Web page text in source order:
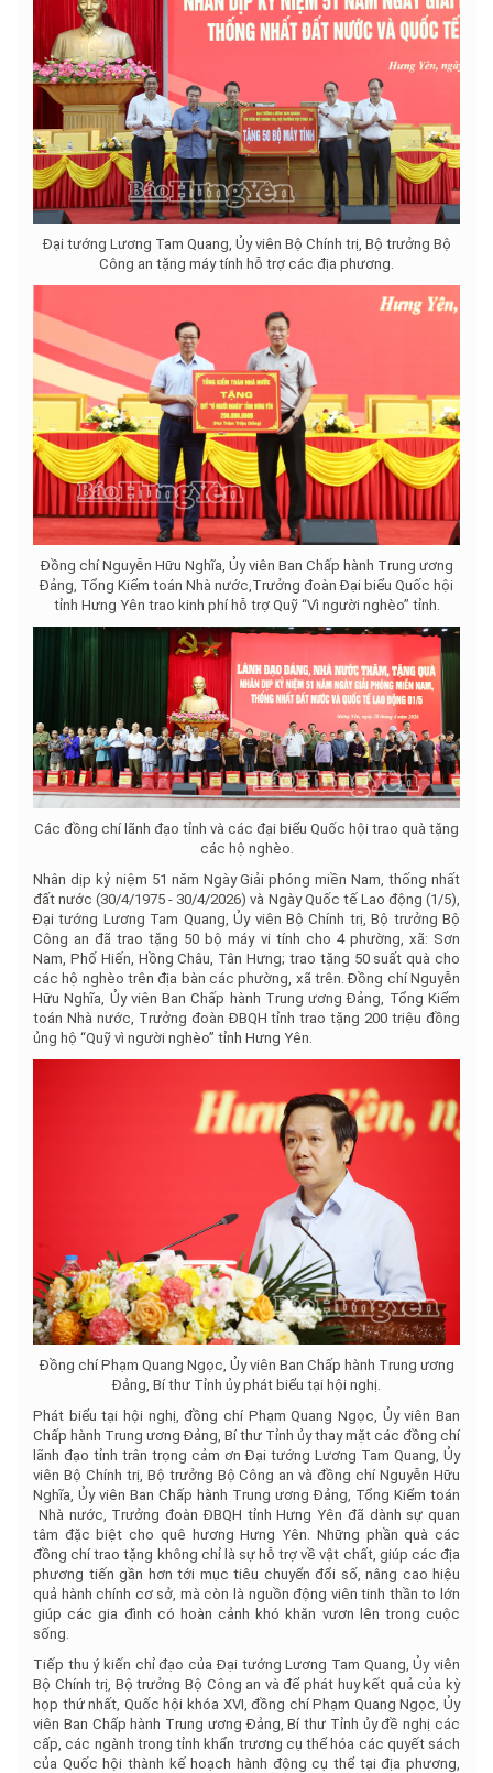
Đại tướng Lương Tam Quang, Ủy viên Bộ Chính trị, Bộ trưởng Bộ
Công an tặng máy tính hỗ trợ các địa phương.
Đồng chí Nguyễn Hữu Nghĩa, Ủy viên Ban Chấp hành Trung ương
Đảng, Tổng Kiểm toán Nhà nước,Trưởng đoàn Đại biểu Quốc hội
tỉnh Hưng Yên trao kinh phí hỗ trợ Quỹ “Vì người nghèo” tỉnh.
Các đồng chí lãnh đạo tỉnh và các đại biểu Quốc hội trao quà tặng
các hộ nghèo.
Nhân dịp kỷ niệm 51 năm Ngày Giải phóng miền Nam, thống nhất
đất nước (30/4/1975 - 30/4/2026) và Ngày Quốc tế Lao động (1/5),
Đại tướng Lương Tam Quang, Ủy viên Bộ Chính trị, Bộ trưởng Bộ
Công an đã trao tặng 50 bộ máy vi tính cho 4 phường, xã: Sơn
Nam, Phố Hiến, Hồng Châu, Tân Hưng; trao tặng 50 suất quà cho
các hộ nghèo trên địa bàn các phường, xã trên. Đồng chí Nguyễn
Hữu Nghĩa, Ủy viên Ban Chấp hành Trung ương Đảng, Tổng Kiểm
toán Nhà nước, Trưởng đoàn ĐBQH tỉnh trao tặng 200 triệu đồng
ủng hộ “Quỹ vì người nghèo” tỉnh Hưng Yên.
Đồng chí Phạm Quang Ngọc, Ủy viên Ban Chấp hành Trung ương
Đảng, Bí thư Tỉnh ủy phát biểu tại hội nghị.
Phát biểu tại hội nghị, đồng chí Phạm Quang Ngọc, Ủy viên Ban
Chấp hành Trung ương Đảng, Bí thư Tỉnh ủy thay mặt các đồng chí
lãnh đạo tỉnh trân trọng cảm ơn Đại tướng Lương Tam Quang, Ủy
viên Bộ Chính trị, Bộ trưởng Bộ Công an và đồng chí Nguyễn Hữu
Nghĩa, Ủy viên Ban Chấp hành Trung ương Đảng, Tổng Kiểm toán
Nhà nước, Trưởng đoàn ĐBQH tỉnh Hưng Yên đã dành sự quan
tâm đặc biệt cho quê hương Hưng Yên. Những phần quà các
đồng chí trao tặng không chỉ là sự hỗ trợ về vật chất, giúp các địa
phương tiến gần hơn tới mục tiêu chuyển đổi số, nâng cao hiệu
quả hành chính cơ sở, mà còn là nguồn động viên tinh thần to lớn
giúp các gia đình có hoàn cảnh khó khăn vươn lên trong cuộc
sống.
Tiếp thu ý kiến chỉ đạo của Đại tướng Lương Tam Quang, Ủy viên
Bộ Chính trị, Bộ trưởng Bộ Công an và để phát huy kết quả của kỳ
họp thứ nhất, Quốc hội khóa XVI, đồng chí Phạm Quang Ngọc, Ủy
viên Ban Chấp hành Trung ương Đảng, Bí thư Tỉnh ủy đề nghị các
cấp, các ngành trong tỉnh khẩn trương cụ thể hóa các quyết sách
của Quốc hội thành kế hoạch hành động cụ thể tại địa phương,